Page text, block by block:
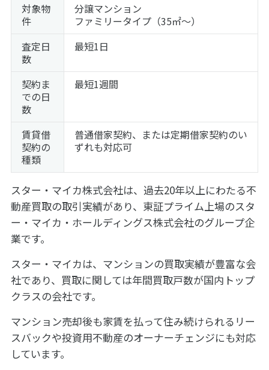
対象物
件
分譲マンション
ファミリータイプ（35㎡～）
査定日
数
最短1日
契約ま
での日
数
最短1週間
賃貸借
契約の
種類
普通借家契約、または定期借家契約のい
ずれも対応可
スター・マイカ株式会社は、過去20年以上にわたる不
動産買取の取引実績があり、東証プライム上場のスタ
ー・マイカ・ホールディングス株式会社のグループ企
業です。
スター・マイカは、マンションの買取実績が豊富な会
社であり、買取に関しては年間買取戸数が国内トップ
クラスの会社です。
マンション売却後も家賃を払って住み続けられるリー
スバックや投資用不動産のオーナーチェンジにも対応
しています。